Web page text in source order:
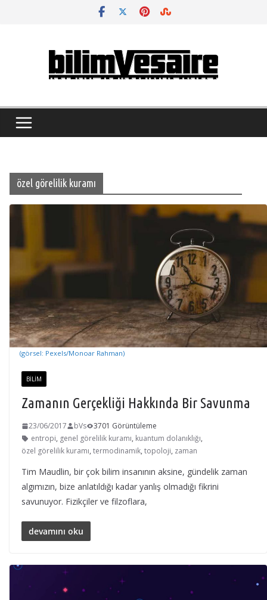
özel görelilik kuramı
(görsel: Pexels/Monoar Rahman)
BILIM
Zamanın Gerçekliği Hakkında Bir Savunma
23/06/2017 bVs
3701 Görüntüleme
entropi, genel görelilik kuramı, kuantum dolanıklığı,
özel görelilik kuramı, termodinamik, topoloji, zaman
Tim Maudlin, bir çok bilim insanının aksine, gündelik zaman
algımızın, bize anlatıldığı kadar yanlış olmadığı fikrini
savunuyor. Fizikçiler ve filzoflara,
devamını oku